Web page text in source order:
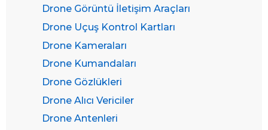
Drone Görüntü İletişim Araçları
Drone Uçuş Kontrol Kartları
Drone Kameraları
Drone Kumandaları
Drone Gözlükleri
Drone Alıcı Vericiler
Drone Antenleri